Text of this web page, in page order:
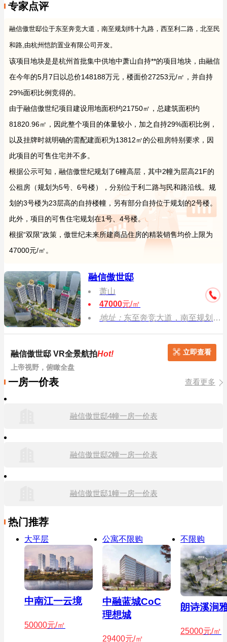
专家点评
融信傲世邸位于东至奔竞大道，南至规划纬十九路，西至利二路，北至民
和路,由杭州恺韵置业有限公司开发。
该项目地块是是杭州首批集中供地中萧山自持**的项目地块，由融信
在今年的5月7日以总价148188万元，楼面价27253元/㎡，并自持
29%面积比例竞得的。
由于融信傲世纪项目建设用地面积约21750㎡，总建筑面积约
81820.96㎡，因此整个项目的体量较小，加之自持29%面积比例，
以及挂牌时就明确的需配建面积为13812㎡的公租房特别要求，因
此项目的可售住宅并不多。
根据公示可知，融信傲世纪规划了6幢高层，其中2幢为层高21F的
公租房（规划为5号、6号楼），分别位于利二路与民和路沿线。规
划的3号楼为23层高的自持楼幢，另有部分自持位于规划的2号楼。
此外，项目的可售住宅规划在1号、4号楼。
根据“双限”政策，傲世纪未来所建商品住房的精装销售均价上限为
47000元/㎡。
融信傲世邸
萧山
47000元/㎡
地址： 东至奔竞大道，南至规划纬十九路，西至利二路，北至民和路
融信傲世邸 VR全景航拍Hot!
上帝视野，俯瞰全盘
立即查看
一房一价表 查看更多
融信傲世邸4幢一房一价表
融信傲世邸2幢一房一价表
融信傲世邸1幢一房一价表
热门推荐
大平层
中南江一云境
50000元/㎡
公寓不限购
中融蓝城CoC
理想城
29400元/㎡
不限购
朗诗溪涧
25000元/㎡